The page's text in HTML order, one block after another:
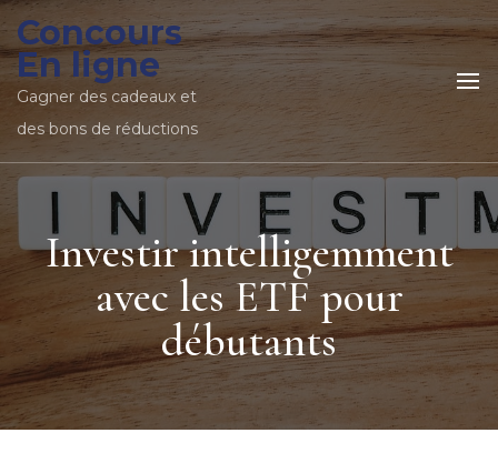
Concours
En ligne
Gagner des cadeaux et
des bons de réductions
Investir intelligemment
avec les ETF pour
débutants